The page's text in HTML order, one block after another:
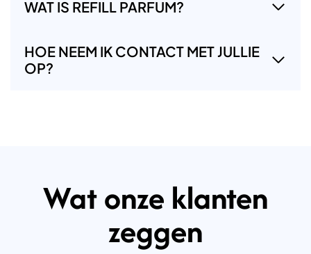
WAT IS REFILL PARFUM?
HOE NEEM IK CONTACT MET JULLIE
OP?
Wat onze klanten
zeggen